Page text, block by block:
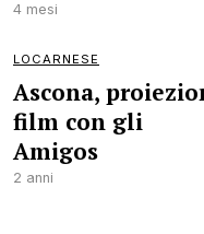
4 mesi
LOCARNESE
Ascona,
film con gli
Amigos
2 anni